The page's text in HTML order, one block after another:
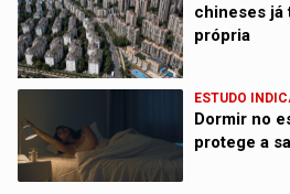
chineses já
própria
ESTUDO
Dormir no
protege a